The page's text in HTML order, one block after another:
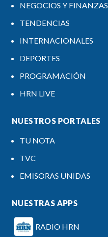
NEGOCIOS Y FINANZAS
TENDENCIAS
INTERNACIONALES
DEPORTES
PROGRAMACIÓN
HRN LIVE
NUESTROS PORTALES
TU NOTA
TVC
EMISORAS UNIDAS
NUESTRAS APPS
RADIO HRN